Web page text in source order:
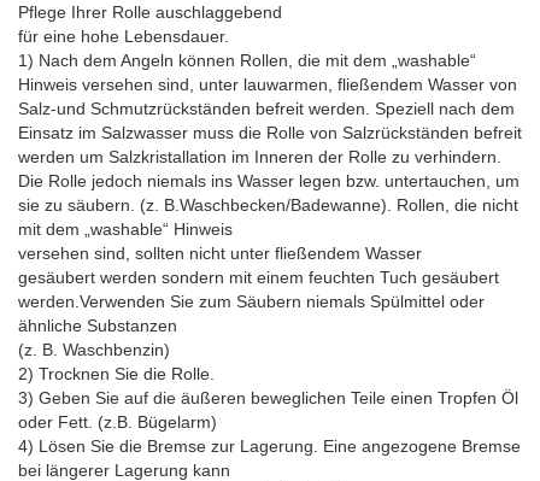
Pflege Ihrer Rolle auschlaggebend
für eine hohe Lebensdauer.
1) Nach dem Angeln können Rollen, die mit dem „washable“
Hinweis versehen sind, unter lauwarmen, fließendem Wasser von
Salz-und Schmutzrückständen befreit werden. Speziell nach dem
Einsatz im Salzwasser muss die Rolle von Salzrückständen befreit
werden um Salzkristallation im Inneren der Rolle zu verhindern.
Die Rolle jedoch niemals ins Wasser legen bzw. untertauchen, um
sie zu säubern. (z. B.Waschbecken/Badewanne). Rollen, die nicht
mit dem „washable“ Hinweis
versehen sind, sollten nicht unter fließendem Wasser
gesäubert werden sondern mit einem feuchten Tuch gesäubert
werden.Verwenden Sie zum Säubern niemals Spülmittel oder
ähnliche Substanzen
(z. B. Waschbenzin)
2) Trocknen Sie die Rolle.
3) Geben Sie auf die äußeren beweglichen Teile einen Tropfen Öl
oder Fett. (z.B. Bügelarm)
4) Lösen Sie die Bremse zur Lagerung. Eine angezogene Bremse
bei längerer Lagerung kann